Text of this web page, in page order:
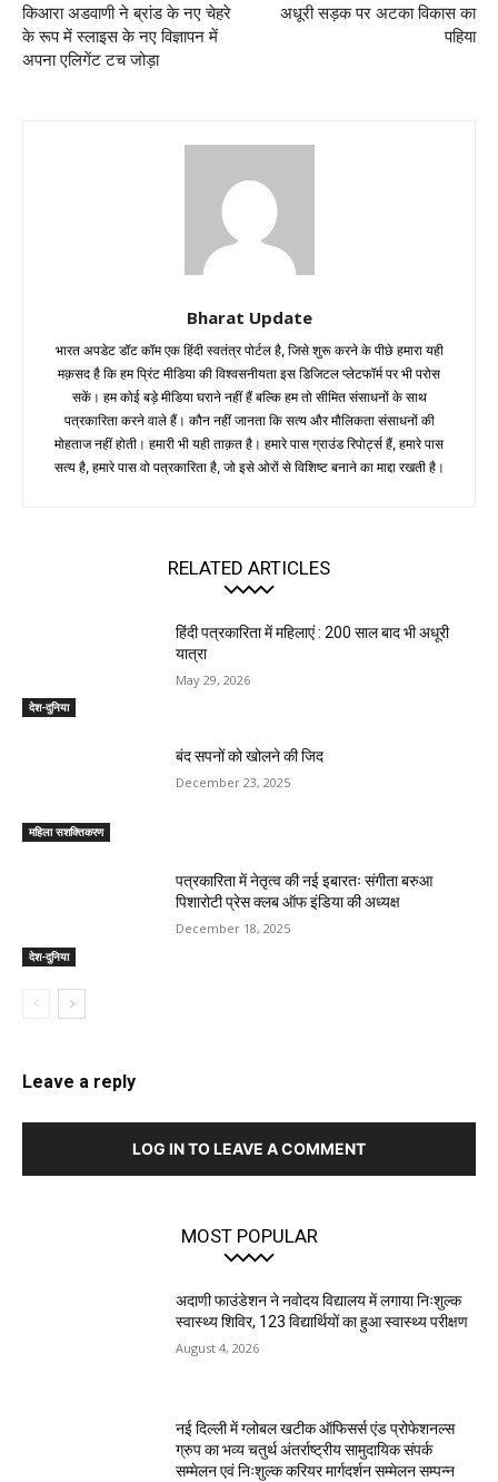
किआरा अडवाणी ने ब्रांड के नए चेहरे
के रूप में स्लाइस के नए विज्ञापन में
अपना एलिगेंट टच जोड़ा
अधूरी सड़क पर अटका विकास का
पहिया
Bharat Update
भारत अपडेट डॉट कॉम एक हिंदी स्वतंत्र पोर्टल है, जिसे शुरू करने के पीछे हमारा यही
मक़सद है कि हम प्रिंट मीडिया की विश्वसनीयता इस डिजिटल प्लेटफॉर्म पर भी परोस
सकें। हम कोई बड़े मीडिया घराने नहीं हैं बल्कि हम तो सीमित संसाधनों के साथ
पत्रकारिता करने वाले हैं। कौन नहीं जानता कि सत्य और मौलिकता संसाधनों की
मोहताज नहीं होती। हमारी भी यही ताक़त है। हमारे पास ग्राउंड रिपोर्ट्स हैं, हमारे पास
सत्य है, हमारे पास वो पत्रकारिता है, जो इसे ओरों से विशिष्ट बनाने का माद्दा रखती है।
RELATED ARTICLES
देश-दुनिया
हिंदी पत्रकारिता में महिलाएं : 200 साल बाद भी अधूरी
यात्रा
May 29, 2026
महिला सशक्तिकरण
बंद सपनों को खोलने की जिद
December 23, 2025
देश-दुनिया
पत्रकारिता में नेतृत्व की नई इबारतः संगीता बरुआ
पिशारोटी प्रेस क्लब ऑफ इंडिया की अध्यक्ष
December 18, 2025
Leave a reply
LOG IN TO LEAVE A COMMENT
MOST POPULAR
अदाणी फाउंडेशन ने नवोदय विद्यालय में लगाया निःशुल्क
स्वास्थ्य शिविर, 123 विद्यार्थियों का हुआ स्वास्थ्य परीक्षण
August 4, 2026
नई दिल्ली में ग्लोबल खटीक ऑफिसर्स एंड प्रोफेशनल्स
ग्रुप का भव्य चतुर्थ अंतर्राष्ट्रीय सामुदायिक संपर्क
सम्मेलन एवं निःशुल्क करियर मार्गदर्शन सम्मेलन सम्पन्न